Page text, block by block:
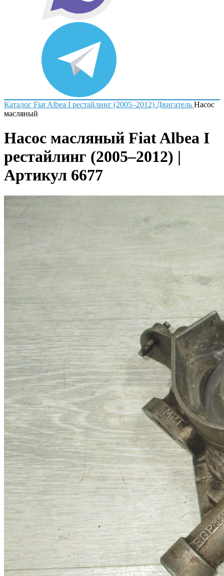
Каталог Fiat Albea I рестайлинг (2005–2012) Двигатель Насос
масляный
Насос масляный Fiat Albea I
рестайлинг (2005–2012) |
Артикул 6677